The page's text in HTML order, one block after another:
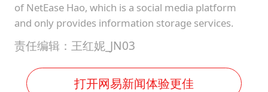
of NetEase Hao, which is a social media platform
and only provides information storage services.
责任编辑：王红妮_JN03
打开网易新闻体验更佳